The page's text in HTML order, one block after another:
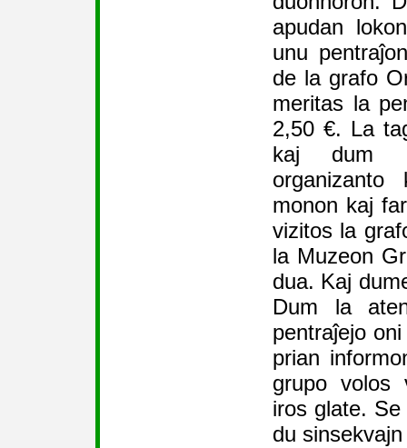
apudan
unu
de la grafo
meritas la
2,50 €. La
kaj dum
organizanto
monon kaj
vizitos la
la Muzeon
dua. Kaj
Dum la
pentraĵejo
prian
grupo volos
iros glate.
du